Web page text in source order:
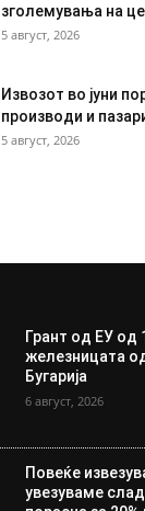
зголемувања на
5 август, 2026
Извозот во јуни
производи и
5 август, 2026
Грант од ЕУ од
железницата
Бугарија
6 август, 2026
Повеќе
увезуваме